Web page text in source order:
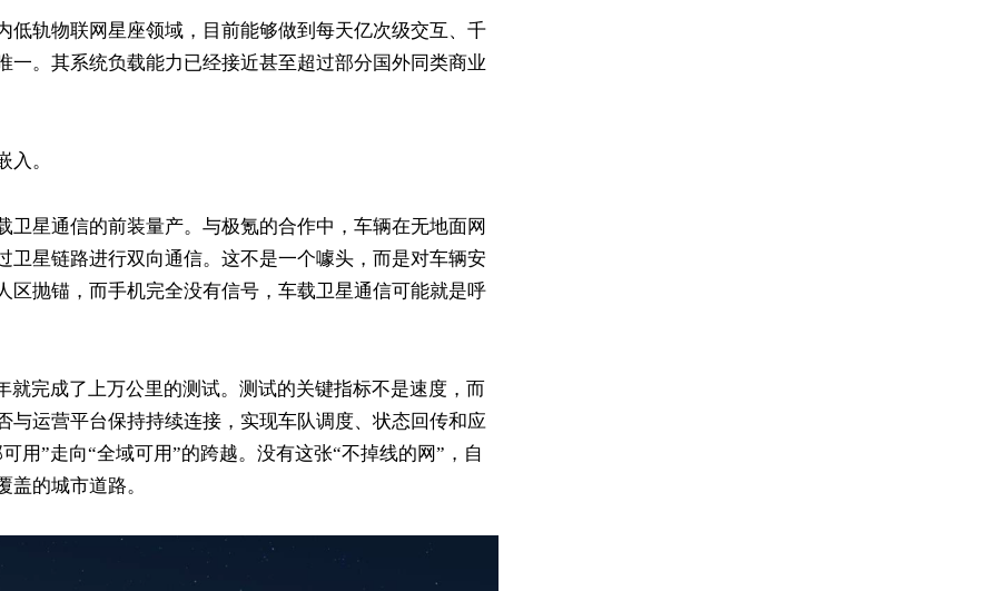
低轨物联网星座领域，目前能够做到每天亿次级交互、千
。其系统负载能力已经接近甚至超过部分国外同类商业
。
星通信的前装量产。与极氪的合作中，车辆在无地面网
卫星链路进行双向通信。这不是一个噱头，而是对车辆安
区抛锚，而手机完全没有信号，车载卫星通信可能就是呼
就完成了上万公里的测试。测试的关键指标不是速度，而
运营平台保持持续连接，实现车队调度、状态回传和应
用”走向“全域可用”的跨越。没有这张“不掉线的网”，自
的城市道路。